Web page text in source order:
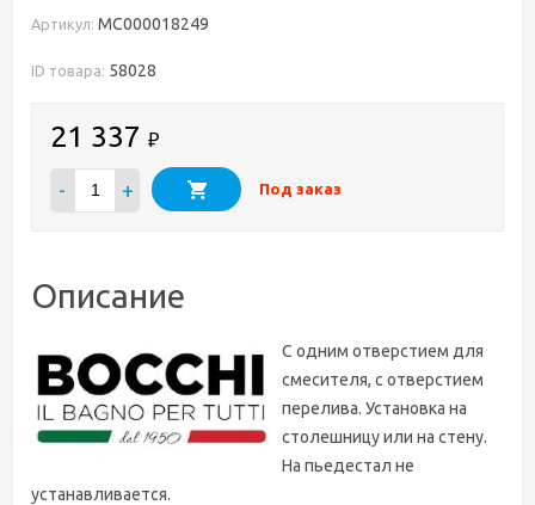
Артикул: MC000018249
ID товара: 58028
21 337 ₽
- + Под заказ
Описание
С одним отверстием для
смесителя, с отверстием
перелива. Установка на
столешницу или на стену.
На пьедестал не
устанавливается.